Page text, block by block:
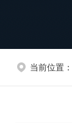
当前位置：